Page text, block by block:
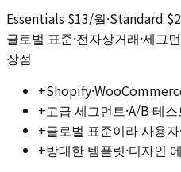
Essentials $13/월·Standard
글로벌 표준·전자상거래·세그
장점
+
+고급 세그먼트·A/B 테스
+글로벌 표준이라 사용
+방대한 템플릿·디자인